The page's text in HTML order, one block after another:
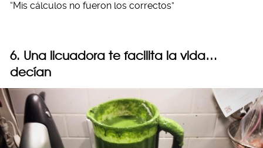
“Mis cálculos no fueron los correctos”
6. Una licuadora te facilita la vida…
decían